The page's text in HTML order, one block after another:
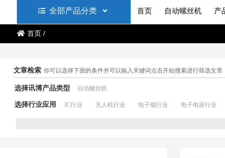
全部产品分类 首页 自动螺丝机 产
首页/
文章检索 你可以选择下面的条件并可以输入关键词点击开始搜索进行筛选文章
选择讯博产品类型 自动螺丝机
选择行业应用 3C行业 无人机行业 电子烟行业 电子电器行业